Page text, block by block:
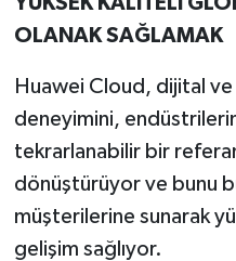
OLANAK SAĞLAMAK
Huawei Cloud, dijital ve
deneyimini, endüstrilerin
tekrarlanabilir bir
dönüştürüyor ve bunu
müşterilerine sunarak
gelişim sağlıyor.